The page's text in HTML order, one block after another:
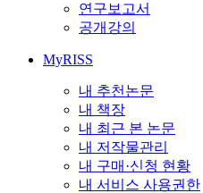
연구보고서
공개강의
MyRISS
내 추천논문
내 책장
내 최근 본 논문
내 저작물관리
내 구매·신청 현황
내 서비스 사용권한